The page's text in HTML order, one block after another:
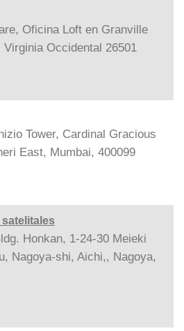
Oficina Loft en Granville
Occidental 26501
Tower, Cardinal Gracious
East, Mumbai, 400099
Honkan, 1-24-30 Meieki
Nagoya-shi, Aichi,, Nagoya,